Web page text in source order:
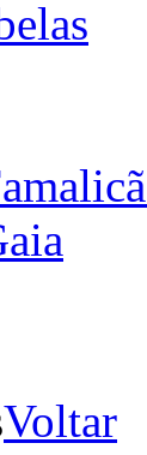
Voltar